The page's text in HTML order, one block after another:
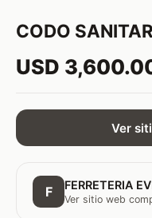
CODO
USD
Ver
F FERRETERIA
Ver sitio web